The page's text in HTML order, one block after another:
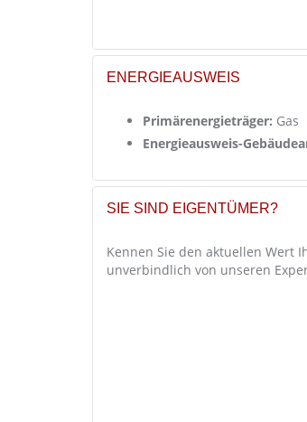
ENERGIEAUSWEIS
Primärenergieträger: Gas
Energieausweis-
SIE SIND EIGENTÜMER?
Kennen Sie den aktuellen Wert
unverbindlich von unseren